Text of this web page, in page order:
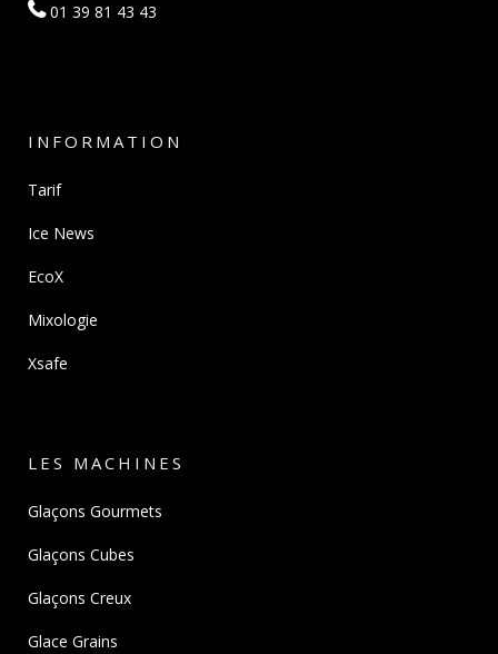
01 39 81 43 43
INFORMATION
Tarif
Ice News
EcoX
Mixologie
Xsafe
LES MACHINES
Glaçons Gourmets
Glaçons Cubes
Glaçons Creux
Glace Grains